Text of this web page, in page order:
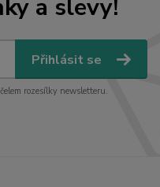
a slevy!
Přihlásit se
rozesílky newsletteru.